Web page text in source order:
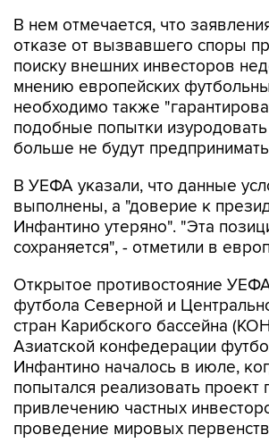
В нем отмечается, что
отказе от вызвавшего споры
поиску внешних инвесторов
мнению европейских
необходимо также
подобные попытки
больше не будут
В УЕФА указали, что данные
выполнены, а "доверие к
Инфантино утеряно". "Эта
сохраняется", - отметили в
Открытое противостояние
футбола Северной и
стран Карибского бассейна
Азиатской конфедерации
Инфантино началось в июле,
попытался реализовать проект
привлечению частных
проведение мировых